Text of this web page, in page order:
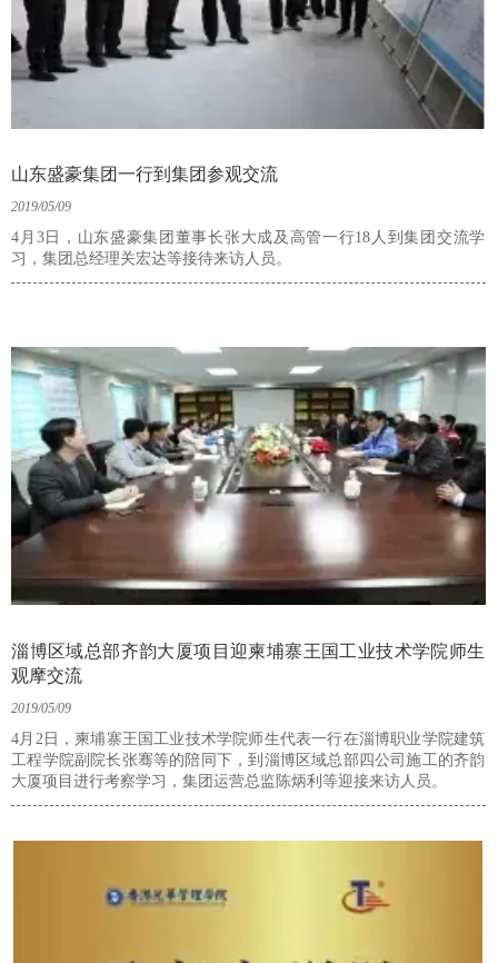
山东盛豪集团一行到集团参观交流
2019/05/09
4月3日，山东盛豪集团董事长张大成及高管一行18人到集团交流学
习，集团总经理关宏达等接待来访人员。
淄博区域总部齐韵大厦项目迎柬埔寨王国工业技术学院师生
观摩交流
2019/05/09
4月2日，柬埔寨王国工业技术学院师生代表一行在淄博职业学院建筑
工程学院副院长张骞等的陪同下，到淄博区域总部四公司施工的齐韵
大厦项目进行考察学习，集团运营总监陈炳利等迎接来访人员。